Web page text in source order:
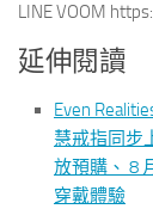
LINE VOOM
延伸閱讀
Even
慧戒指同步
放預購、 8
穿戴體驗